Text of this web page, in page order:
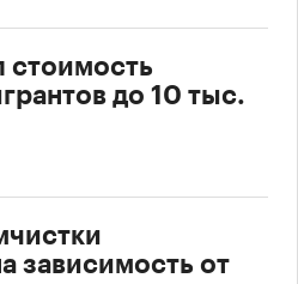
стоимость
до 10 тыс.
зависимость от